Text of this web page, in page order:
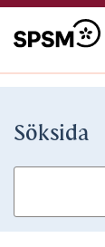
Söksida